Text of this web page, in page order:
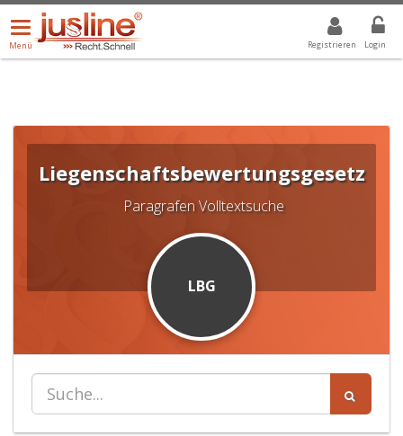
Registrieren Login
Menü
öffnen/schließen
Menü
ALLE DROPDOWN: GEWÄHLTER WERT IST ALLE
Liegenschaftsbewertungsgesetz
Paragrafen Volltextsuche
LBG